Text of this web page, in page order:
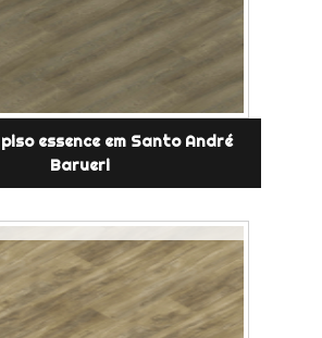
essence em Santo André
Barueri